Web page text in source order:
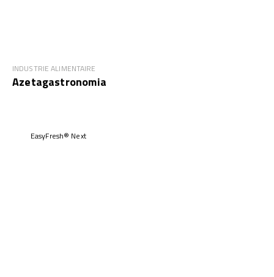
INDUSTRIE ALIMENTAIRE
Azetagastronomia
EasyFresh® Next